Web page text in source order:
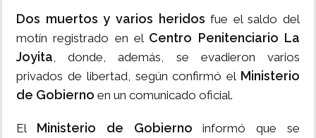
Dos muertos y varios heridos fue el saldo del
motín registrado en el Centro Penitenciario La
Joyita, donde, además, se evadieron varios
privados de libertad, según confirmó el Ministerio
de Gobierno en un comunicado oficial.
El Ministerio de Gobierno informó que se